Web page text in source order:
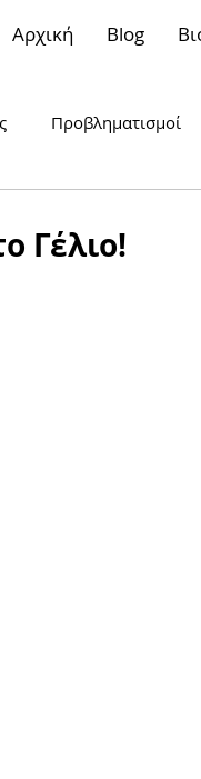
Αρχική Blog
Προβληματισμοί
Γέλιο!